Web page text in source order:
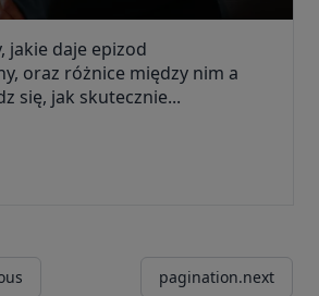
jakie daje epizod
oraz różnice między nim a
się, jak skutecznie...
pagination.next